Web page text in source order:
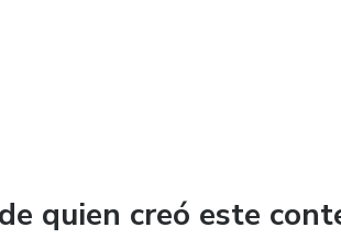
quien creó este